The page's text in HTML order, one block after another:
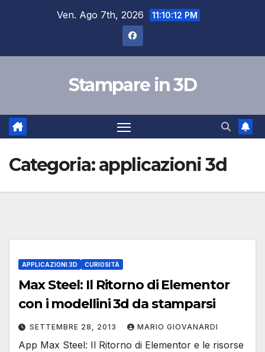
Ven. Ago 7th, 2026 11:10:13 PM
Stampare in 3D
Categoria:applicazioni 3d
APPLICAZIONI 3D CURIOSITÀ
Max Steel: Il Ritorno di Elementor
con i modellini 3d da stamparsi
SETTEMBRE 28, 2013 MARIO GIOVANARDI
App Max Steel: Il Ritorno di Elementor e le risorse